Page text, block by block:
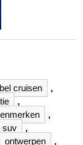
cruisen
,
,
,
suv
,
ontwerpen
,